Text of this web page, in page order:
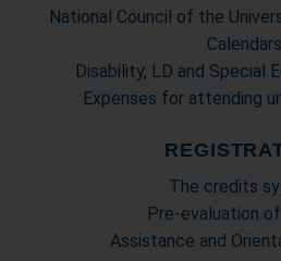
National Council of the
Calendars
Disability, LD and Special
Expenses for attending
The credits
Pre-evaluation
Assistance and